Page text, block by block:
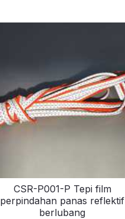
CSR-P001-P Tepi film
perpindahan panas reflektif
berlubang